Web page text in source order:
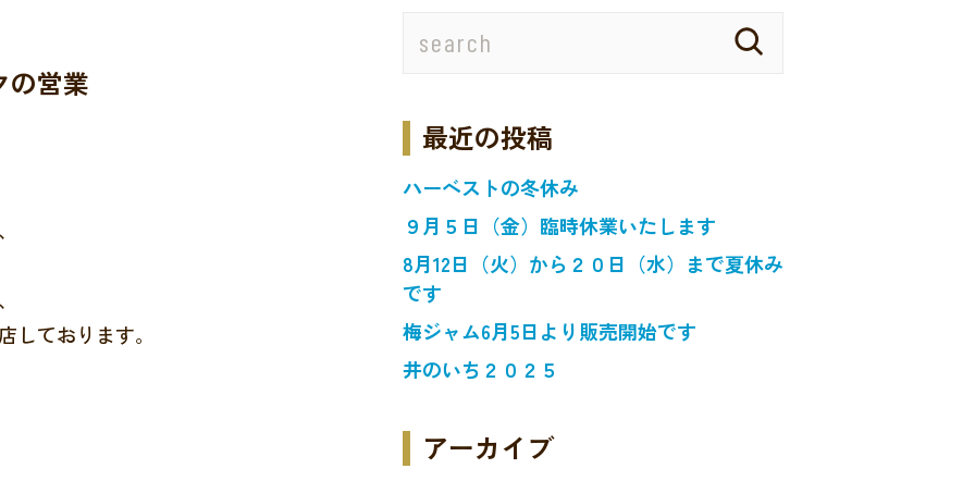
の営業
ております。
最近の投稿
ハーベストの冬休み
９月５日（金）臨時休業いたします
8月12日（火）から２０日（水）まで夏休み
です
梅ジャム6月5日より販売開始です
井のいち２０２５
アーカイブ